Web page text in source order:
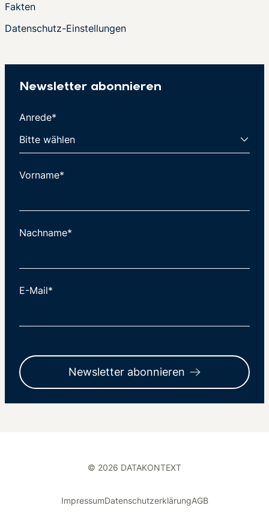
Fakten
Datenschutz-Einstellungen
Newsletter abonnieren
Anrede*
Vorname*
Nachname*
E-Mail*
Newsletter abonnieren
© 2026 DATAKONTEXT
ImpressumDatenschutzerklärungAGB